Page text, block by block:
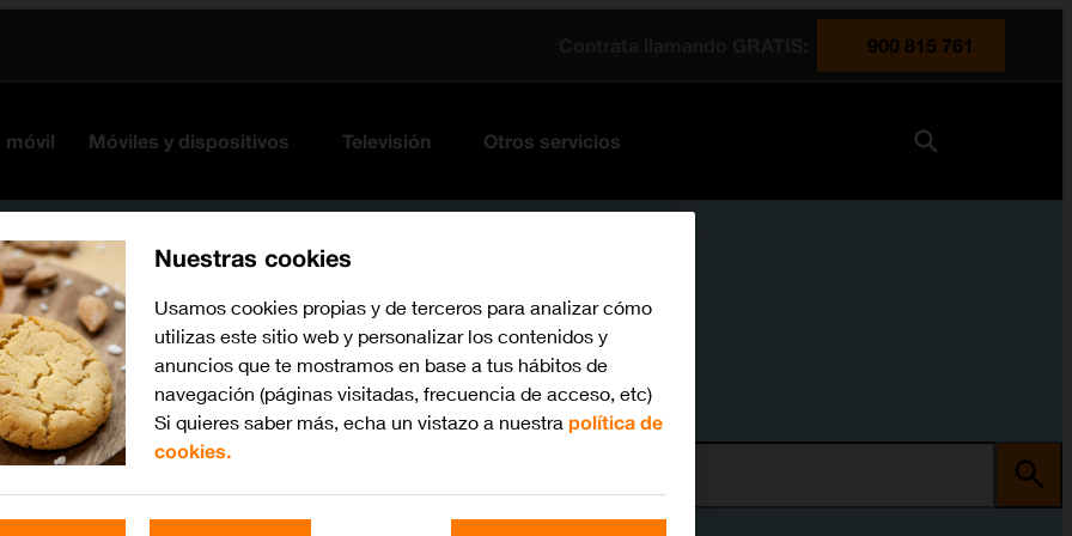
900 815 761
móvil Móviles y dispositivos Televisión Otros servicios
Nuestras cookies
Usamos cookies propias y de terceros para analizar cómo
utilizas este sitio web y personalizar los contenidos y
anuncios que te mostramos en base a tus hábitos de
navegación (páginas visitadas, frecuencia de acceso, etc)
Si quieres saber más, echa un vistazo a nuestra política de
cookies.